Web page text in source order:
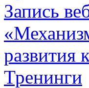
Запись
развития
Тренинги